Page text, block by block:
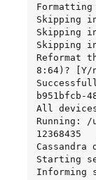
Skipping
Skipping
Skipping
Reformat
8:64)? [Y/
b951bfcb-
All
Running:
12368435
Starting
Informing